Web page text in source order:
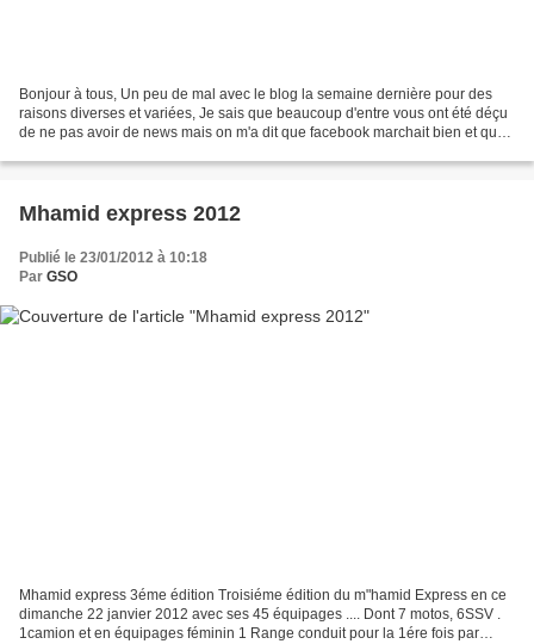
Bonjour à tous, Un peu de mal avec le blog la semaine dernière pour des
raisons diverses et variées, Je sais que beaucoup d'entre vous ont été déçu
de ne pas avoir de news mais on m'a dit que facebook marchait bien et que
Mhamid express 2012
Publié le 23/01/2012 à 10:18
Par GSO
Mhamid express 3éme édition Troisiéme édition du m"hamid Express en ce
dimanche 22 janvier 2012 avec ses 45 équipages .... Dont 7 motos, 6SSV .
1camion et en équipages féminin 1 Range conduit pour la 1ére fois par